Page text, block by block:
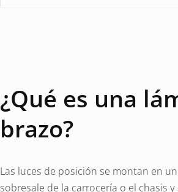
¿Qué es una
brazo?
Las luces de posición se montan en
sobresale de la carrocería o el chasis